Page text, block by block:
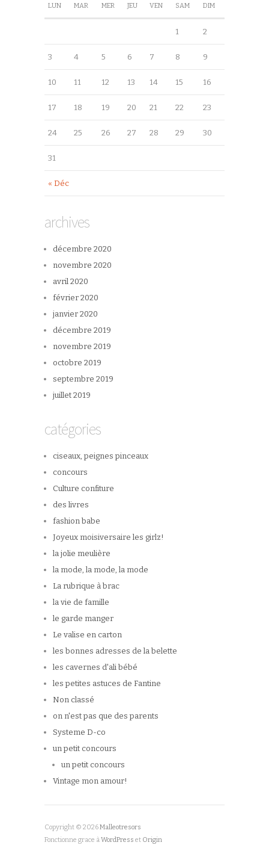
LUN MAR MER JEU VEN SAM DIM
« Déc
1 2
3 4 5 6 7 8 9
10 11 12 13 14 15 16
17 18 19 20 21 22 23
24 25 26 27 28 29 30
31
archives
décembre 2020
novembre 2020
avril 2020
février 2020
janvier 2020
décembre 2019
novembre 2019
octobre 2019
septembre 2019
juillet 2019
catégories
ciseaux, peignes pinceaux
concours
Culture confiture
des livres
fashion babe
Joyeux moisiversaire les girlz!
la jolie meulière
la mode, la mode, la mode
La rubrique à brac
la vie de famille
le garde manger
Le valise en carton
les bonnes adresses de la belette
les cavernes d'ali bébé
les petites astuces de Fantine
Non classé
on n'est pas que des parents
Systeme D-co
un petit concours
un petit concours
Vintage mon amour!
Copyright © 2026Malleotresors
Fonctionne grace àWordPress et Origin